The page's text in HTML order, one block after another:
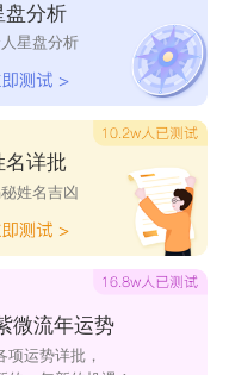
盘分析
星盘分析
名详批
姓名吉凶
微流年运势
项运势详批，